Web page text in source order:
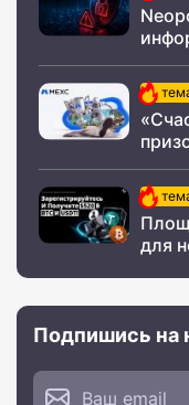
для
Подпишись на